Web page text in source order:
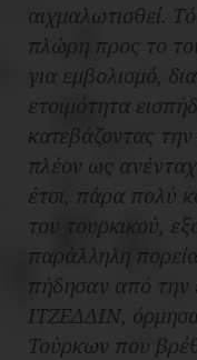
αιχμαλωτισθεί.
πλώρη προς το
για εμβολισμό,
ετοιμότητα
κατεβάζοντας
πλέον ως
έτσι, πάρα πολύ
του τουρκικού,
παράλληλη
πήδησαν από την
ΙΤΖΕΔΔΙΝ,
Τούρκων που